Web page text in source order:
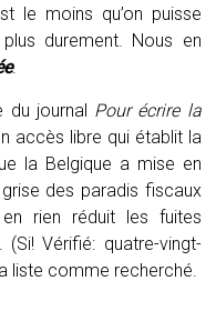
le moins qu’on puisse
durement. Nous en
.
du journal Pour écrire la
accès libre qui établit la
la Belgique a mise en
des paradis fiscaux
rien réduit les fuites
Vérifié: quatre-vingt-
liste comme recherché.